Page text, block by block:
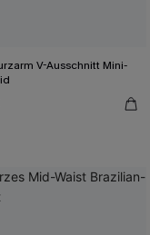
V-Ausschnitt Mini-